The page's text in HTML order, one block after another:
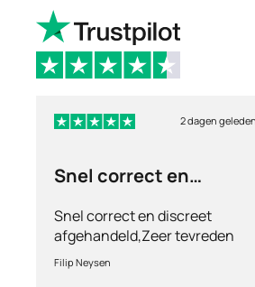
2 dagen geleden
Snel correct en
Snel correct en discreet
afgehandeld,Zeer tevreden
met de service en patiënt
vriendelijkheid.Vermoedelijk
Filip Neysen